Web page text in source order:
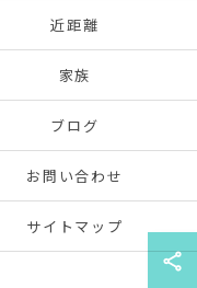
近距離
家族
ブログ
お問い合わせ
サイトマップ